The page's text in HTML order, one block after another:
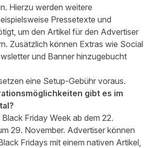
Hierzu werden weitere
Pressetexte und
um den Artikel für den Advertiser
Zusätzlich können Extras wie Social
und Banner hinzugebucht
eine Setup-Gebühr voraus.
gibt es im
Friday Week ab dem 22.
29. November. Advertiser können
Fridays mit einem nativen Artikel,